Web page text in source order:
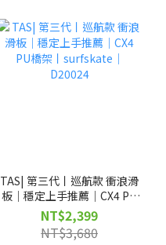
TAS| 第三代丨巡航款 衝浪滑
板｜穩定上手推薦｜CX4 PU
橋架丨surfskate｜D20024
NT$2,399
NT$3,680